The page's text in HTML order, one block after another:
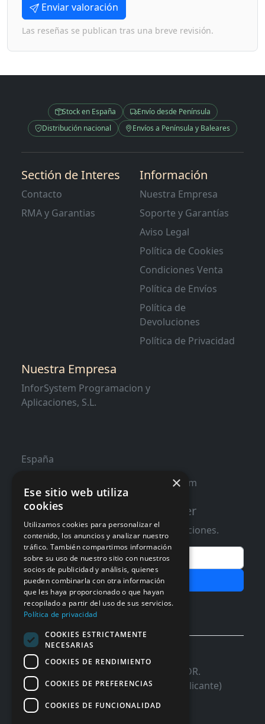
Enviar valoración
Las reseñas se publican tras una breve revisión.
Stock en España
Envío desde Península
Distribución nacional
Envíos a Península y Baleares
Sectión de Interes
Contacto
RMA y Garantias
Información
Nuestra Empresa
Soporte y Garantías
Aviso Legal
Política de Cookies
Condiciones Venta
Política de Envíos
Política de
Devoluciones
Política de Privacidad
Nuestra Empresa
InforSystem Programacion y
Aplicaciones, S.L.
España
contacto@distribucioninformatica.com
Suscribete a nuestro Newsletter
Te informaremos de ofertas y promociones.
Email
Subscribir
Aceptar Politica dePrivacidad
© 2026 InforSystem Programacion y
Aplicaciones, S.L. CIF: B54337985 | C/DR.
Marañon, 17 Local 5 | 03680 - ASPE (Alicante)
×
Ese sitio web utiliza
cookies
Utilizamos cookies para personalizar el
contenido, los anuncios y analizar nuestro
tráfico. También compartimos información
sobre su uso de nuestro sitio con nuestros
socios de publicidad y análisis, quienes
pueden combinarla con otra información
que les haya proporcionado o que hayan
recopilado a partir del uso de sus servicios.
Política de privacidad
COOKIES ESTRICTAMENTE
NECESARIAS
COOKIES DE RENDIMIENTO
COOKIES DE PREFERENCIAS
COOKIES DE FUNCIONALIDAD